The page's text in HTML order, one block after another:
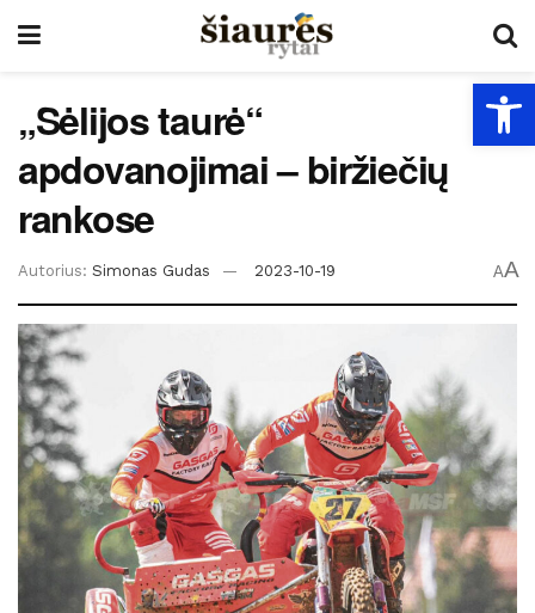
„Sėlijos taurė“
apdovanojimai – biržiečių
rankose
Autorius: Simonas Gudas 2023-10-19 AA